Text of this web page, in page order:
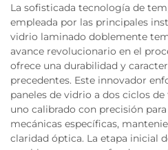
La sofisticada tecnología de
empleada por las principales
vidrio laminado doblemente
avance revolucionario en el
ofrece una durabilidad y
precedentes. Este innovador
paneles de vidrio a dos ciclos
uno calibrado con precisión
mecánicas específicas,
claridad óptica. La etapa inicial